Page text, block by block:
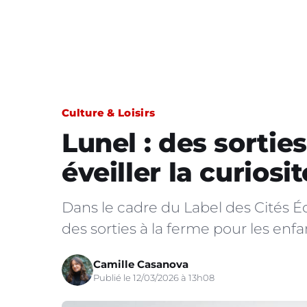
Culture & Loisirs
Lunel : des
éveiller la
Dans le cadre du Label des Cités
des sorties à la ferme pour les
Camille Casanova
Publié le 12/03/2026 à 13h08